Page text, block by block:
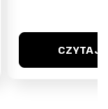
CZYTAJ